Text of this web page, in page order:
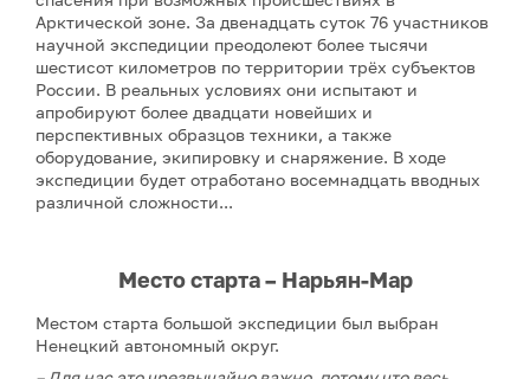
Арктической зоне. За двенадцать суток 76 участников
научной экспедиции преодолеют более тысячи
шестисот километров по территории трёх субъектов
России. В реальных условиях они испытают и
апробируют более двадцати новейших и
перспективных образцов техники, а также
оборудование, экипировку и снаряжение. В ходе
экспедиции будет отработано восемнадцать вводных
различной сложности...
Место старта – Нарьян-Мар
Местом старта большой экспедиции был выбран
Ненецкий автономный округ.